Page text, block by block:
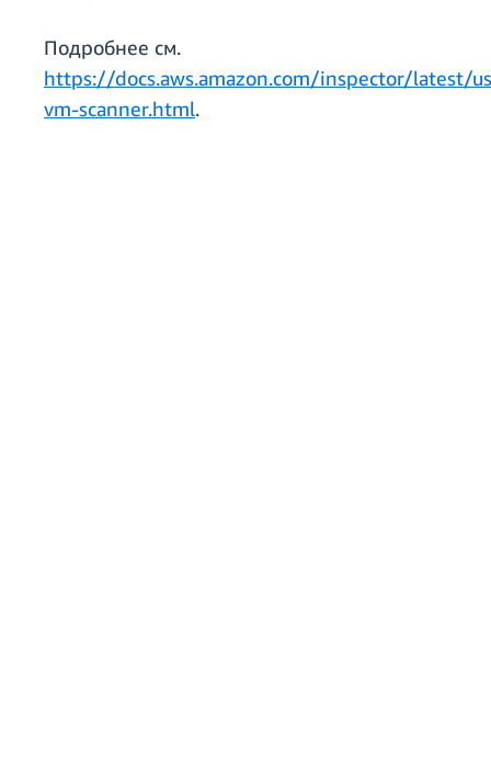
Подробнее см.
https://docs.aws.amazon.com/inspector/latest/
vm-scanner.html.